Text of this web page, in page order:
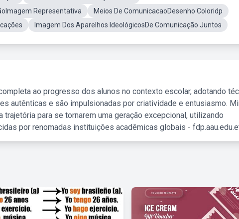
Representativa
Meios De ComunicacaoDesenho Coloridp
Imagem Dos Aparelhos IdeológicosDe Comunicação Juntos
ao progresso dos alunos no contexto escolar, adotando
autênticas e são impulsionadas por criatividade e entusiasmo.
para se tornarem uma geração excepcional, utilizando
por renomadas instituições acadêmicas globais -